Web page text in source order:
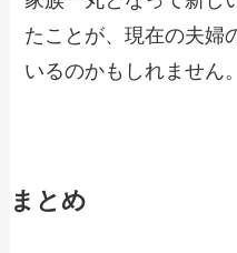
たことが、現在の夫婦
いるのかもしれません。
まとめ